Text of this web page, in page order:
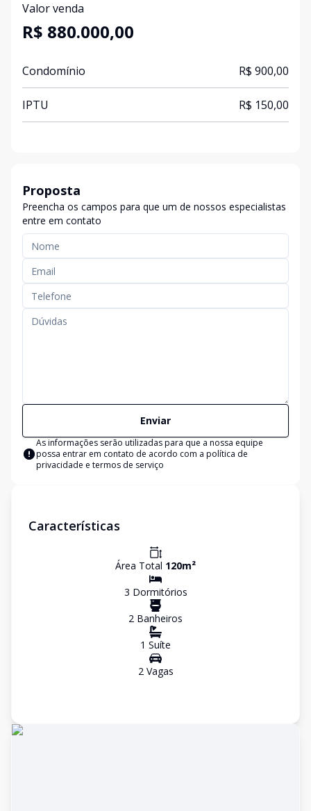
Valor venda
R$ 880.000,00
Condomínio R$ 900,00
IPTU R$ 150,00
Proposta
Preencha os campos para que um de nossos especialistas
entre em contato
Enviar
As informações serão utilizadas para que a nossa equipe
possa entrar em contato de acordo com a política de
privacidade e termos de serviço
Características
Área Total 120m²
3 Dormitórios
2 Banheiros
1 Suíte
2Vagas